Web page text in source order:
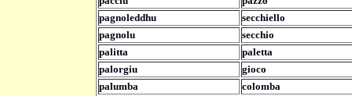
pagnoleddhu
secchiello
pagnolu
secchio
palitta
paletta
palorgiu
gioco
palumba
colomba